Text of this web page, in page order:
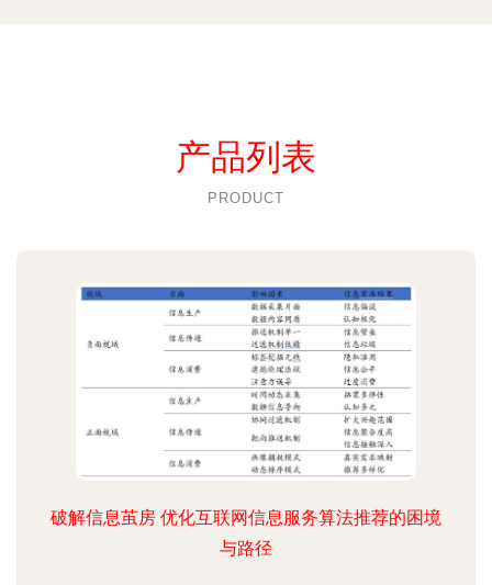
产品列表
PRODUCT
破解信息茧房 优化互联网信息服务算法推荐的困境
与路径